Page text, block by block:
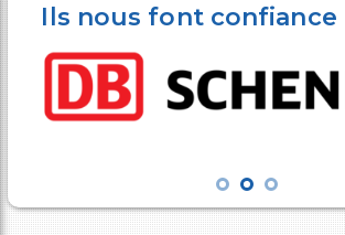
Ils nous font confiance